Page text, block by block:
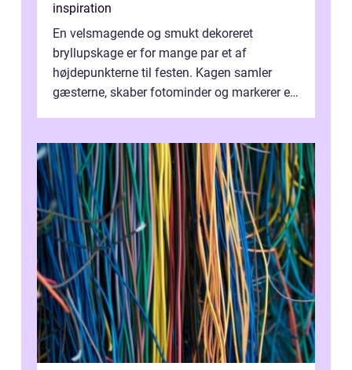
inspiration
En velsmagende og smukt dekoreret
bryllupskage er for mange par et af
højdepunkterne til festen. Kagen samler
gæsterne, skaber fotominder og markerer et